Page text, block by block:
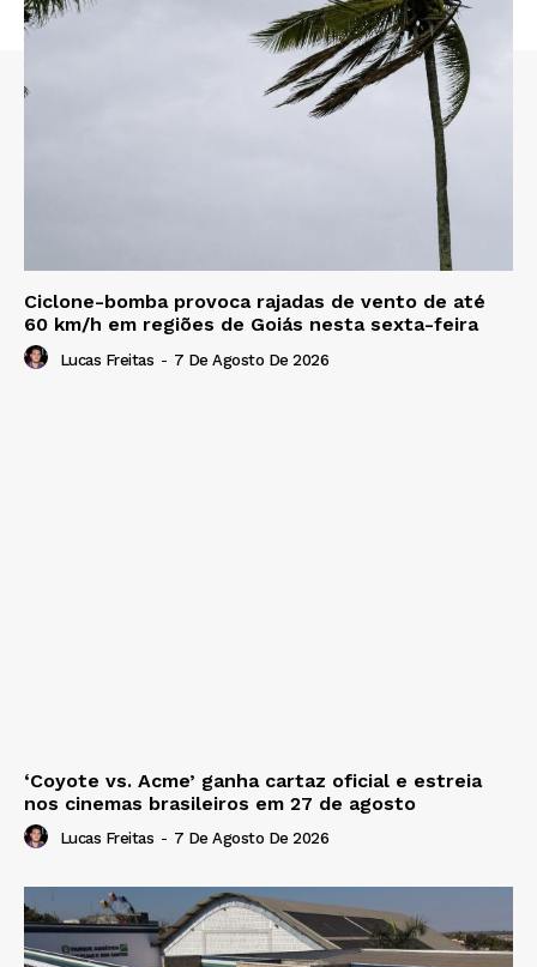
Ciclone-bomba provoca rajadas de vento de até
60 km/h em regiões de Goiás nesta sexta-feira
Lucas Freitas - 7 De Agosto De 2026
‘Coyote vs. Acme’ ganha cartaz oficial e estreia
nos cinemas brasileiros em 27 de agosto
Lucas Freitas - 7 De Agosto De 2026